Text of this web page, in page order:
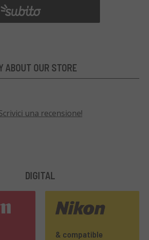
ABOUT OUR STORE
una recensione!
DIGITAL
& compatible